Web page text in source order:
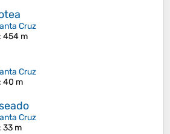
Cruz
: 454 m
Cruz
: 40 m
Cruz
: 33 m